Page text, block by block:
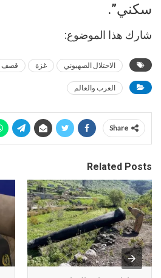
سكني”.
شارك هذا الموضوع:
الاحتلال الصهيوني غزة قصف
العرب والعالم
Share
Related Posts